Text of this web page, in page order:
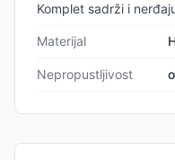
Komplet sadrži i
Materijal
Nepropustljivost